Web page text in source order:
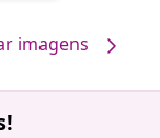
imagens